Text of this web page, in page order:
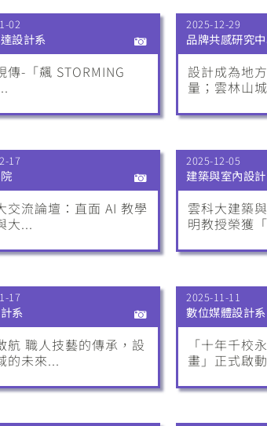
02
設計系
傳-「飆 STORMING
2025-12-29
品牌共感研究
設計成為地
量；雲林山
17
交流論壇：直面 AI 教學
大...
2025-12-05
建築與室內設
雲科大建築
明教授榮獲
17
系
航 職人技藝的傳承，設
的未來...
2025-11-11
數位媒體設計系
「十年千校
畫」正式啟